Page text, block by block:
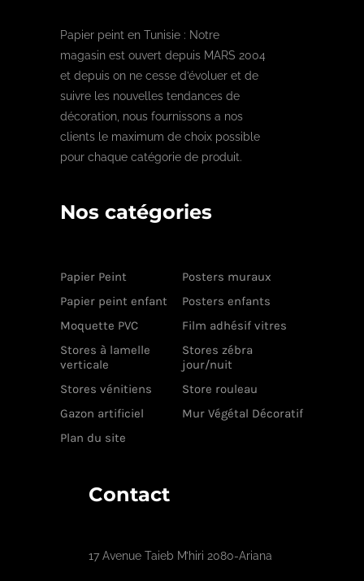
Papier peint en Tunisie : Notre
magasin est ouvert depuis MARS 2004
et depuis on ne cesse d’évoluer et de
suivre les nouvelles tendances de
décoration, nous fournissons a nos
clients le maximum de choix possible
pour chaque catégorie de produit.
Nos catégories
Papier Peint
Posters muraux
Papier peint enfant
Posters enfants
Moquette PVC
Film adhésif vitres
Stores à lamelle
verticale
Stores zébra
jour/nuit
Stores vénitiens
Store rouleau
Gazon artificiel
Mur Végétal Décoratif
Plan du site
Contact
17 Avenue Taieb M’hiri 2080-Ariana